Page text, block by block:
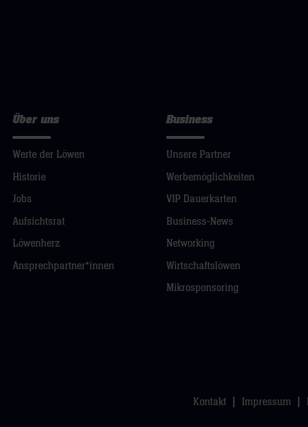
Über uns
Werte der Löwen
Historie
Jobs
Aufsichtsrat
Löwenherz
Ansprechpartner*innen
Business
Unsere Partner
Werbemöglichkeiten
VIP Dauerkarten
Business-News
Networking
Wirtschaftslöwen
Mikrosponsoring
Kontakt Impressum